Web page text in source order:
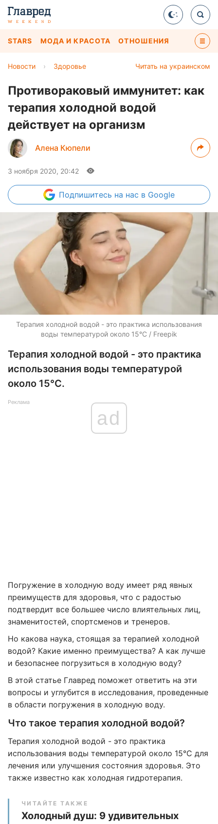
STARS МОДА И КРАСОТА ОТНОШЕНИЯ
Читать на украинском
Новости › Здоровье
Противораковый иммунитет: как
терапия холодной водой
действует на организм
Алена Кюпели
3 ноября 2020, 20:42
Подпишитесь на нас в Google
Терапия холодной водой - это практика использования
воды температурой около 15°C / Freepik
Терапия холодной водой - это практика
использования воды температурой
около 15°C.
Реклама
ad
Погружение в холодную воду имеет ряд явных
преимуществ для здоровья, что с радостью
подтвердит все большее число влиятельных лиц,
знаменитостей, спортсменов и тренеров.
Но какова наука, стоящая за терапией холодной
водой? Какие именно преимущества? А как лучше
и безопаснее погрузиться в холодную воду?
В этой статье Главред поможет ответить на эти
вопросы и углубится в исследования, проведенные
в области погружения в холодную воду.
Что такое терапия холодной водой?
Терапия холодной водой - это практика
использования воды температурой около 15°C для
лечения или улучшения состояния здоровья. Это
также известно как холодная гидротерапия.
ЧИТАЙТЕ ТАКЖЕ
Холодный душ: 9 удивительных